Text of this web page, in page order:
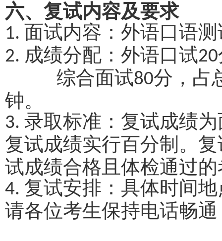
六、复试内容及要求
1. 面试内容：外语口语
2. 成绩分配：外语口试20
综合面试80分，占
钟。
3. 录取标准：复试成绩
复试成绩实行百分制。
试成绩合格且体检通过
4. 复试安排：具体时间
请各位考生保持电话畅